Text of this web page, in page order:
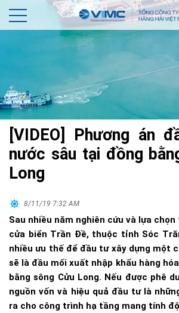
[VIDEO] Phương án
nước sâu tại đồng
Long
8/11/19 7:32 AM
Sau nhiều năm nghiên cứu và lựa
cửa biển Trần Đề, thuộc tỉnh Sóc
nhiều ưu thế để đầu tư xây dựng một
sẽ là đầu mối xuất nhập khẩu hàng
bằng sông Cửu Long. Nếu được phê
nguồn vốn và hiệu quả đầu tư là
ra cho công trình hạ tầng mang tính